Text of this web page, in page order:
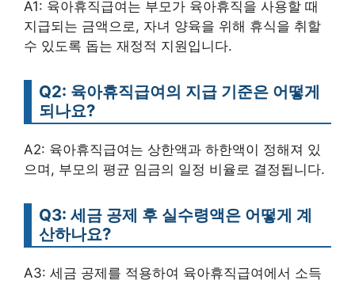
A1: 육아휴직급여는 부모가 육아휴직을 사용할 때
지급되는 금액으로, 자녀 양육을 위해 휴식을 취할
수 있도록 돕는 재정적 지원입니다.
Q2: 육아휴직급여의 지급 기준은 어떻게
되나요?
A2: 육아휴직급여는 상한액과 하한액이 정해져 있
으며, 부모의 평균 임금의 일정 비율로 결정됩니다.
Q3: 세금 공제 후 실수령액은 어떻게 계
산하나요?
A3: 세금 공제를 적용하여 육아휴직급여에서 소득